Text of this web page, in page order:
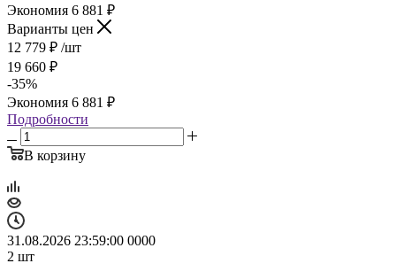
Экономия 6 881 ₽
Варианты цен
12 779 ₽ /шт
19 660 ₽
-35%
Экономия 6 881 ₽
Подробности
В корзину
31.08.2026 23:59:00 0000
2 шт